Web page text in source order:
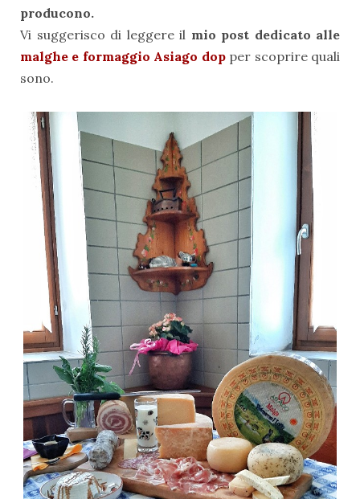
producono.
Vi suggerisco di leggere il mio post dedicato alle
malghe e formaggio Asiago dop per scoprire quali
sono.